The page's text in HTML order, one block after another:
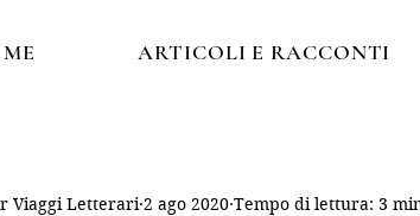
ARTICOLI E RACCONTI
Viaggi Letterari 2 ago 2020 Tempo di lettura: 3